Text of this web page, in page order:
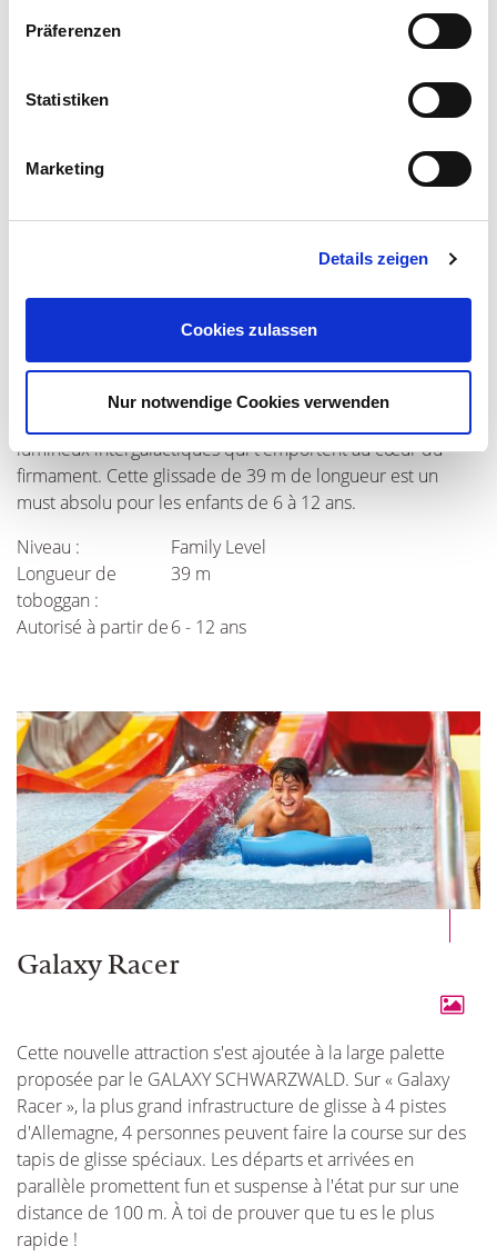
Präferenzen
Statistiken
Marketing
Details zeigen
Cookies zulassen
Nur notwendige Cookies verwenden
Fans d'action, votre attention SVP ! Le plaisir de la glisse
t'attend dans les tuyaux du toboggan multicolore « Galaxy
lumineux intergalactiques qui t'emportent au cœur du
firmament. Cette glissade de 39 m de longueur est un
must absolu pour les enfants de 6 à 12 ans.
Niveau :
Family Level
Longueur de
toboggan :
39 m
Autorisé à partir de6 - 12 ans
Galaxy Racer
Cette nouvelle attraction s'est ajoutée à la large palette
proposée par le GALAXY SCHWARZWALD. Sur « Galaxy
Racer », la plus grand infrastructure de glisse à 4 pistes
d'Allemagne, 4 personnes peuvent faire la course sur des
tapis de glisse spéciaux. Les départs et arrivées en
parallèle promettent fun et suspense à l'état pur sur une
distance de 100 m. À toi de prouver que tu es le plus
rapide !